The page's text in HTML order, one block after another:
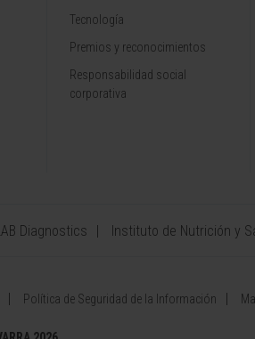
Tecnología
Premios y reconocimientos
Responsabilidad social
corporativa
Diagnostics Instituto de Nutrición y
Política de Seguridad de la Información